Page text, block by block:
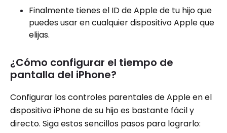
Finalmente tienes el ID de Apple de tu hijo que
puedes usar en cualquier dispositivo Apple que
elijas.
¿Cómo configurar el tiempo de
pantalla del iPhone?
Configurar los controles parentales de Apple en el
dispositivo iPhone de su hijo es bastante fácil y
directo. Siga estos sencillos pasos para lograrlo: